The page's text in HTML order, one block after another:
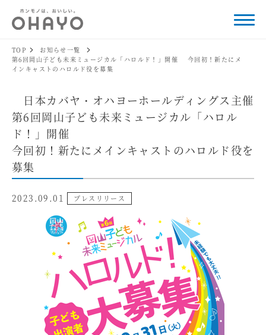
TOP
お知らせ一覧
第6回岡山子ども未来ミュージカル「ハロルド！」開催 今回初！新たにメ
インキャストのハロルド役を募集
日本カバヤ・オハヨーホールディングス主催
第6回岡山子ども未来ミュージカル「ハロル
ド！」開催
今回初！新たにメインキャストのハロルド役を
募集
2023.09.01 プレスリリース